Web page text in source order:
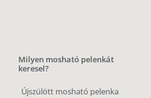
Milyen mosható pelenkát
keresel?
Újszülött mosható pelenka